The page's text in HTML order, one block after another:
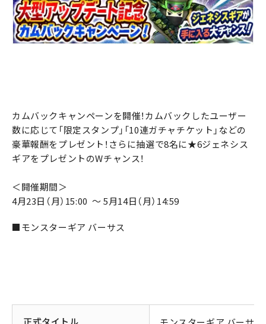
カムバックキャンペーンを開催！カムバックしたユーザー
数に応じて「限定スタンプ」「10連ガチャチケット」などの
豪華報酬をプレゼント！さらに抽選で8名に★6ジェネシス
ギアをプレゼントのWチャンス！
＜開催期間＞
4月23日（月）15:00 ～ 5月14日（月）14:59
■モンスターギア バーサス
正式タイトル